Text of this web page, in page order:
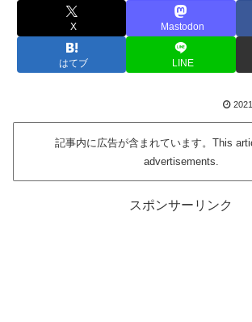
X Mastodon
はてブ LINE
記事内に広告が含まれています。This
advertisements.
スポンサーリンク